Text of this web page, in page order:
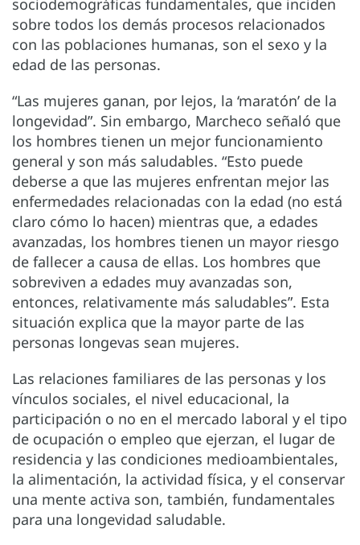
sociodemográficas fundamentales, que inciden
sobre todos los demás procesos relacionados
con las poblaciones humanas, son el sexo y la
edad de las personas.
“Las mujeres ganan, por lejos, la ‘maratón’ de la
longevidad”. Sin embargo, Marcheco señaló que
los hombres tienen un mejor funcionamiento
general y son más saludables. “Esto puede
deberse a que las mujeres enfrentan mejor las
enfermedades relacionadas con la edad (no está
claro cómo lo hacen) mientras que, a edades
avanzadas, los hombres tienen un mayor riesgo
de fallecer a causa de ellas. Los hombres que
sobreviven a edades muy avanzadas son,
entonces, relativamente más saludables”. Esta
situación explica que la mayor parte de las
personas longevas sean mujeres.
Las relaciones familiares de las personas y los
vínculos sociales, el nivel educacional, la
participación o no en el mercado laboral y el tipo
de ocupación o empleo que ejerzan, el lugar de
residencia y las condiciones medioambientales,
la alimentación, la actividad física, y el conservar
una mente activa son, también, fundamentales
para una longevidad saludable.